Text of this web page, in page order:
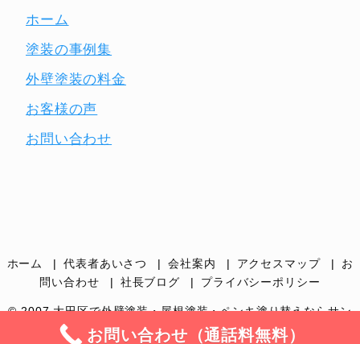
ホーム
塗装の事例集
外壁塗装の料金
お客様の声
お問い合わせ
ホーム 代表者あいさつ 会社案内 アクセスマップ
お
問い合わせ
社長ブログ プライバシーポリシー
© 2007大田区で外壁塗装・屋根塗装・ペンキ塗り替えならサン
カラー｜品川区・世田谷区・目黒区.
お問い合わせ（通話料無料）